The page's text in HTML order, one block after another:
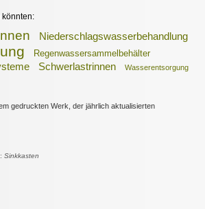
Niederschlagswasserbehandlung
Regenwassersammelbehälter
Schwerlastrinnen Wasserentsorgung
gedruckten Werk, der jährlich aktualisierten
Sinkkasten